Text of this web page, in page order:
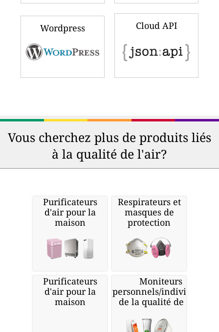
Wordpress Cloud API
Vous cherchez plus de produits liés
à la qualité de l'air?
Purificateurs
d'air pour la
maison
Respirateurs et
masques de
protection
Purificateurs
d'air pour la
maison
Moniteurs
personnels/individuels
de la qualité de l'air